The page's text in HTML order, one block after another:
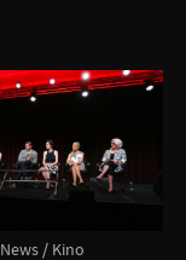
News / Kino